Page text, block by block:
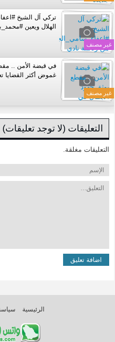
غير مصنف
تركي آل الشيخ
الهلال ويعين
غير مصنف
في قبضة الأمن ..
غموض أكثر القضايا
التعليقات (لا توجد تعليقات)
التعليقات مغلقة.
الرئيسية